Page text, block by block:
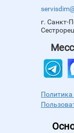
г. Санкт-
Политика